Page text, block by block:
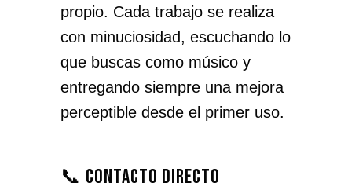
propio. Cada trabajo se realiza
con minuciosidad, escuchando lo
que buscas como músico y
entregando siempre una mejora
perceptible desde el primer uso.
📞 Contacto directo